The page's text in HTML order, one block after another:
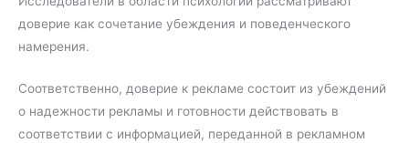
доверие как сочетание убеждения и поведенческого
намерения.
Соответственно, доверие к рекламе состоит из убеждений
о надежности рекламы и готовности действовать в
соответствии с информацией, переданной в рекламном